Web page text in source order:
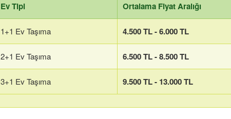
Ev Tipi Ortalama Fiyat Aralığı
1+1 Ev Taşıma 4.500 TL - 6.000 TL
2+1 Ev Taşıma 6.500 TL - 8.500 TL
3+1 Ev Taşıma 9.500 TL - 13.000 TL